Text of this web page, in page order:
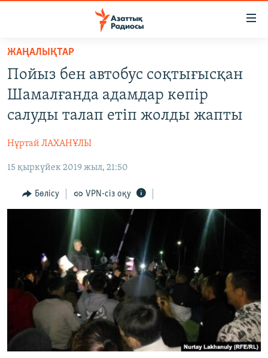
Skip
main
content
main
Navigation
Skip
Search
ЖАҢАЛЫҚТАР
АДАМ ҚҰҚЫҚТАРЫ
ӘЛЕУМЕТ
ӘЛЕМ
АРНАЙЫ ЖОБАЛАР
ЖАЗЫЛЫҢЫЗ
Басқа тілдерде
ЖАҢАЛЫҚТАР
Пойыз бен автобус соқтығысқан
Шамалғанда адамдар көпір
салуды талап етіп жолды жапты
Нұртай ЛАХАНҰЛЫ
15 қыркүйек 2019 жыл, 21:50
Бөлісу VPN-сіз оқу